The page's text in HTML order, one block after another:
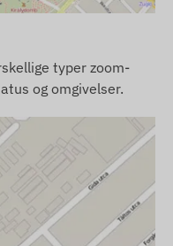
den med
sørge for SIM-
af kortet
sammen
typer zoom-
og omgivelser.